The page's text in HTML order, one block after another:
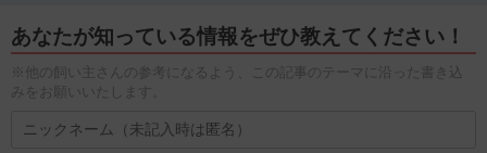
あなたが知っている情報をぜひ教えてください！
※他の飼い主さんの参考になるよう、この記事のテーマに沿った書き込
みをお願いいたします。